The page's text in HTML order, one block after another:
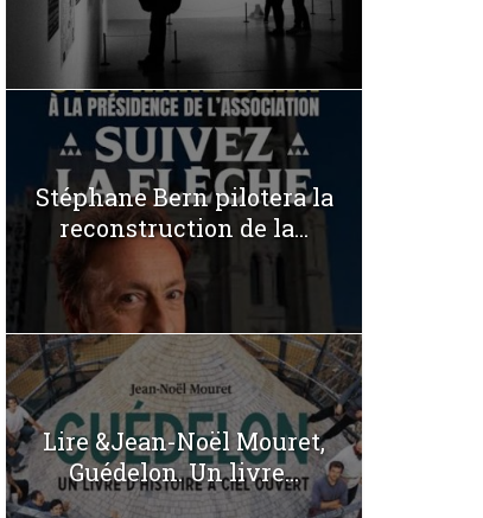
Stéphane Bern pilotera la
reconstruction de la...
Lire &Jean-Noël Mouret,
Guédelon. Un livre...